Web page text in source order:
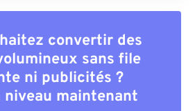
convertir des
sans file
ni publicités ?
niveau maintenant